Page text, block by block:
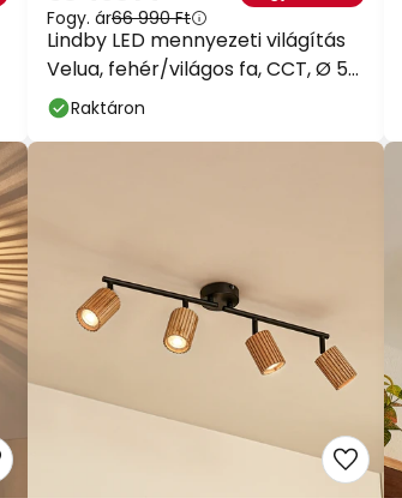
Lindby LED mennyezeti világítás
Velua, fehér/világos fa, CCT, Ø 50
cm
Fogy. ár66 990 Ft
Raktáron